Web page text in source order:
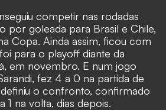
competir nas rodadas
por goleada para Brasil e Chile,
Copa. Ainda assim, ficou com
para o playoff diante da
em novembro. E num jogo
fez 4 a 0 na partida de
o confronto, confirmado
1 na volta, dias depois.